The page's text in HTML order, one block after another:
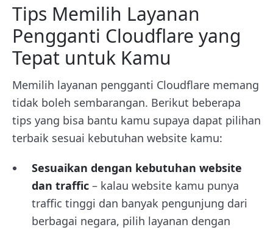
Tips Memilih Layanan
Pengganti Cloudflare yang
Tepat untuk Kamu
Memilih layanan pengganti Cloudflare memang
tidak boleh sembarangan. Berikut beberapa
tips yang bisa bantu kamu supaya dapat pilihan
terbaik sesuai kebutuhan website kamu:
Sesuaikan dengan kebutuhan website
dan traffic – kalau website kamu punya
traffic tinggi dan banyak pengunjung dari
berbagai negara, pilih layanan dengan